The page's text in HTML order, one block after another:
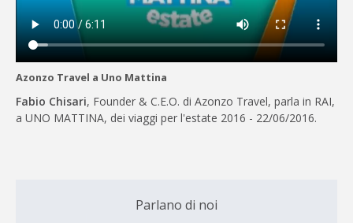
Azonzo Travel a Uno Mattina
Fabio Chisari, Founder & C.E.O. di Azonzo Travel, parla in RAI,
a UNO MATTINA, dei viaggi per l'estate 2016 - 22/06/2016.
Parlano di noi